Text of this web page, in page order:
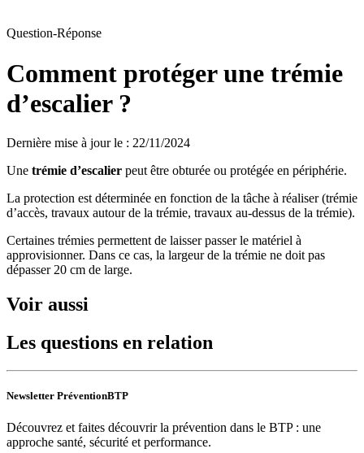
Question-Réponse
Comment protéger une trémie
d’escalier ?
Dernière mise à jour le : 22/11/2024
Une trémie d’escalier peut être obturée ou protégée en périphérie.
La protection est déterminée en fonction de la tâche à réaliser (trémie
d’accès, travaux autour de la trémie, travaux au-dessus de la trémie).
Certaines trémies permettent de laisser passer le matériel à
approvisionner. Dans ce cas, la largeur de la trémie ne doit pas
dépasser 20 cm de large.
Voir aussi
Les questions en relation
Newsletter PréventionBTP
Découvrez et faites découvrir la prévention dans le BTP : une
approche santé, sécurité et performance.